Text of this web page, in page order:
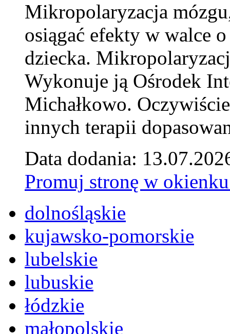
Mikropolaryzacja
osiągać efekty w walce
dziecka.
Wykonuje ją Ośrodek
Michałkowo.
innych terapii
Data dodania:
Promuj stronę w
dolnośląskie
kujawsko-pomorskie
lubelskie
lubuskie
łódzkie
małopolskie